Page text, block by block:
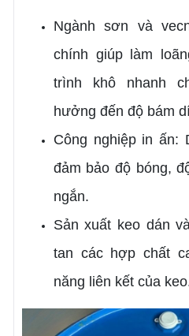
Ngành sơn và
chính giúp làm
trình khô nhanh
hưởng đến độ bám
Công nghiệp in ấn:
đảm bảo độ bóng,
ngắn.
Sản xuất keo dán
tan các hợp chất
năng liên kết của